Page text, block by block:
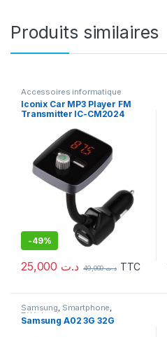
Produits similaires
Accessoires informatique
Iconix Car MP3 Player FM
Transmitter IC-CM2024
-49%
د.ت د.ت49,000 TTC
Samsung, Smartphone,
Téléphonie
Samsung A02 3G 32G